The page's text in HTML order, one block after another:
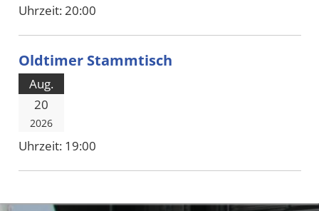
Uhrzeit: 20:00
Oldtimer Stammtisch
Aug.
20
2026
Uhrzeit: 19:00